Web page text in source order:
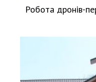
Робота дронів-